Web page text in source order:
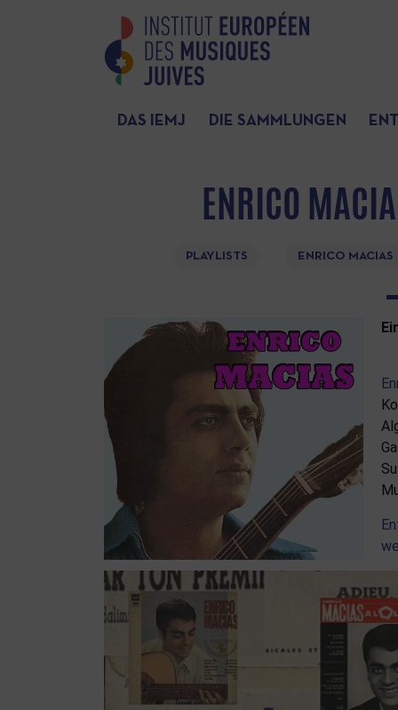
DAS IEMJ DIE SAMMLUNGEN
ENRICO
PLAYLISTS ENRICO MACIAS
E